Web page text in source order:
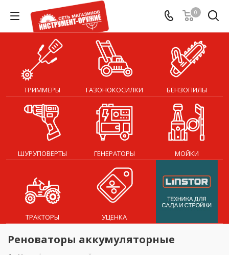
0
ТРИММЕРЫ ГАЗОНОКОСИЛКИ БЕНЗОПИЛЫ
ШУРУПОВЕРТЫ ГЕНЕРАТОРЫ МОЙКИ
ТРАКТОРЫ УЦЕНКА
Реноваторы аккумуляторные